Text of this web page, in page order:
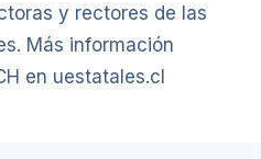
y rectores de las
Más información
en uestatales.cl